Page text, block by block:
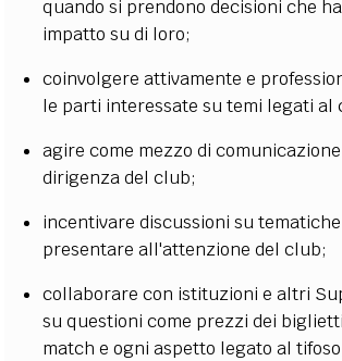
quando si prendono decisioni che
impatto su di loro;
coinvolgere attivamente e
le parti interessate su temi legati al
agire come mezzo di
dirigenza del club;
incentivare discussioni su
presentare all'attenzione del club;
collaborare con istituzioni e altri
su questioni come prezzi dei
match e ogni aspetto legato al